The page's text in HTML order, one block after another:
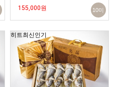
155,000원
10미
히트최신인기